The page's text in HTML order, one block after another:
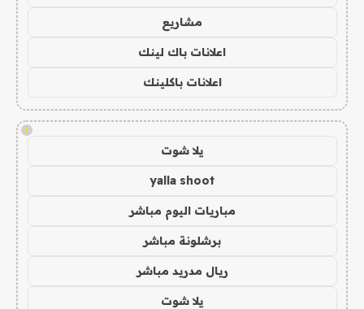
مشاريع
اعلانات باك لينك
اعلانات باكلينك
!
يلا شوت
yalla shoot
مباريات اليوم مباشر
برشلونة مباشر
ريال مدريد مباشر
يلا شوت